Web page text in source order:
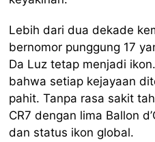
Lebih dari dua dekade
bernomor punggung 17
Da Luz tetap menjadi
bahwa setiap kejayaan
pahit. Tanpa rasa sakit
CR7 dengan lima Ballon
dan status ikon global.